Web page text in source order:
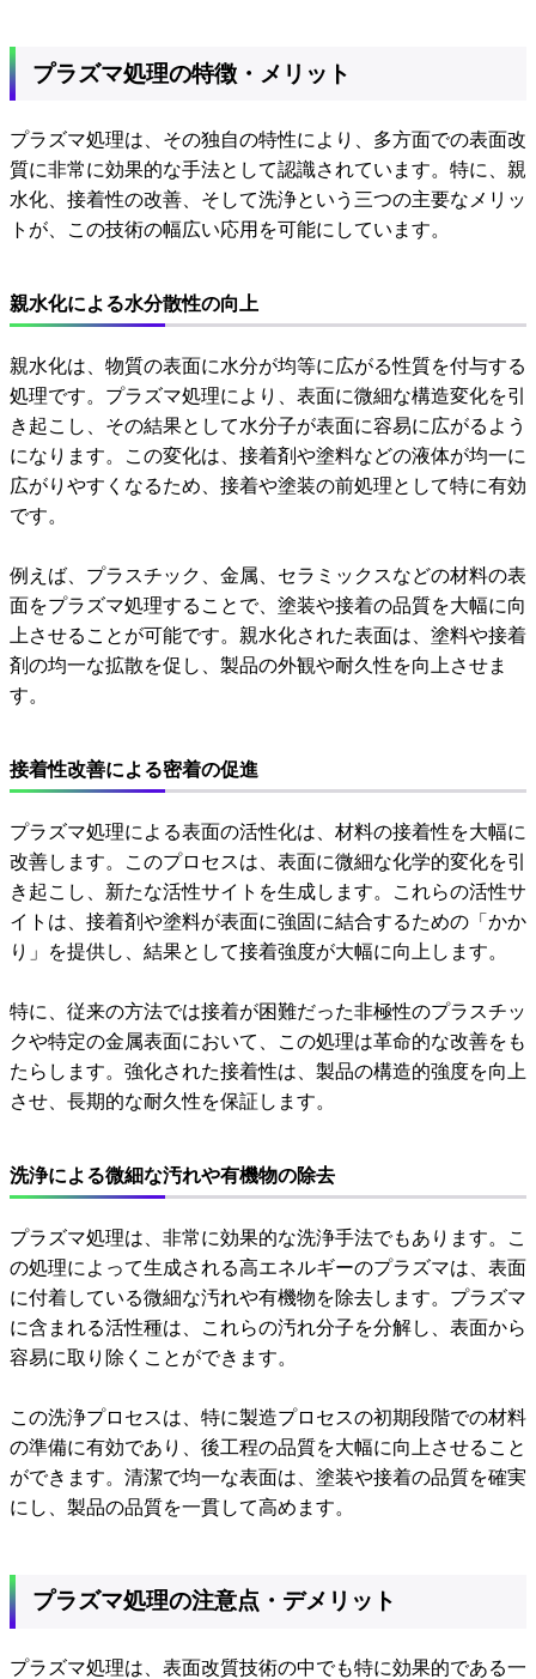
プラズマ処理の特徴・メリット
プラズマ処理は、その独自の特性により、多方面での表面改
質に非常に効果的な手法として認識されています。特に、親
水化、接着性の改善、そして洗浄という三つの主要なメリッ
トが、この技術の幅広い応用を可能にしています。
親水化による水分散性の向上
親水化は、物質の表面に水分が均等に広がる性質を付与する
処理です。プラズマ処理により、表面に微細な構造変化を引
き起こし、その結果として水分子が表面に容易に広がるよう
になります。この変化は、接着剤や塗料などの液体が均一に
広がりやすくなるため、接着や塗装の前処理として特に有効
です。
例えば、プラスチック、金属、セラミックスなどの材料の表
面をプラズマ処理することで、塗装や接着の品質を大幅に向
上させることが可能です。親水化された表面は、塗料や接着
剤の均一な拡散を促し、製品の外観や耐久性を向上させま
す。
接着性改善による密着の促進
プラズマ処理による表面の活性化は、材料の接着性を大幅に
改善します。このプロセスは、表面に微細な化学的変化を引
き起こし、新たな活性サイトを生成します。これらの活性サ
イトは、接着剤や塗料が表面に強固に結合するための「かか
り」を提供し、結果として接着強度が大幅に向上します。
特に、従来の方法では接着が困難だった非極性のプラスチッ
クや特定の金属表面において、この処理は革命的な改善をも
たらします。強化された接着性は、製品の構造的強度を向上
させ、長期的な耐久性を保証します。
洗浄による微細な汚れや有機物の除去
プラズマ処理は、非常に効果的な洗浄手法でもあります。こ
の処理によって生成される高エネルギーのプラズマは、表面
に付着している微細な汚れや有機物を除去します。プラズマ
に含まれる活性種は、これらの汚れ分子を分解し、表面から
容易に取り除くことができます。
この洗浄プロセスは、特に製造プロセスの初期段階での材料
の準備に有効であり、後工程の品質を大幅に向上させること
ができます。清潔で均一な表面は、塗装や接着の品質を確実
にし、製品の品質を一貫して高めます。
プラズマ処理の注意点・デメリット
プラズマ処理は、表面改質技術の中でも特に効果的である一